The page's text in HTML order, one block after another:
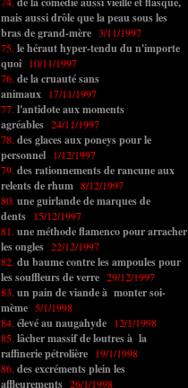
mais aussi drôle que la peau sous les
bras de grand-mère 3/11/1997
75. le héraut hyper-tendu du n'importe
quoi 10/11/1997
76. de la cruauté sans
animaux 17/11/1997
77. l'antidote aux moments
agréables 24/11/1997
78. des glaces aux poneys pour le
personnel 1/12/1997
79. des rationnements de rancune aux
relents de rhum 8/12/1997
80. une guirlande de marques de
dents 15/12/1997
81. une méthode flamenco pour arracher
les ongles 22/12/1997
82. du baume contre les ampoules pour
les souffleurs de verre 29/12/1997
83. un pain de viande à monter soi-
mème 5/1/1998
84. élevé au naugahyde 12/1/1998
85. lâcher massif de loutres à la
raffinerie pétrolière 19/1/1998
86. des excréments plein les
affleurements 26/1/1998